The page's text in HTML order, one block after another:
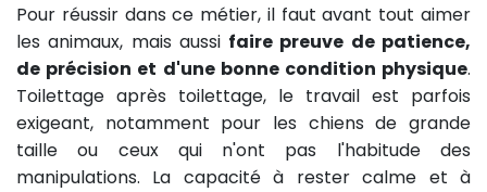
Pour réussir dans ce métier, il faut avant tout aimer
les animaux, mais aussi faire preuve de patience,
de précision et d'une bonne condition physique.
Toilettage après toilettage, le travail est parfois
exigeant, notamment pour les chiens de grande
taille ou ceux qui n'ont pas l'habitude des
manipulations. La capacité à rester calme et à